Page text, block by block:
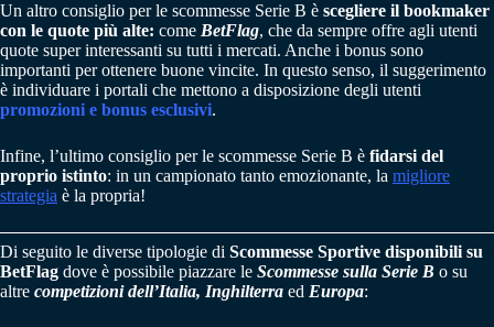
Un altro consiglio per le scommesse Serie B è scegliere il bookmaker
con le quote più alte: come BetFlag, che da sempre offre agli utenti
quote super interessanti su tutti i mercati. Anche i bonus sono
importanti per ottenere buone vincite. In questo senso, il suggerimento
è individuare i portali che mettono a disposizione degli utenti
promozioni e bonus esclusivi.
Infine, l’ultimo consiglio per le scommesse Serie B è fidarsi del
proprio istinto: in un campionato tanto emozionante, la migliore
strategia è la propria!
Di seguito le diverse tipologie di Scommesse Sportive disponibili su
BetFlag dove è possibile piazzare le Scommesse sulla Serie B o su
altre competizioni dell’Italia, Inghilterra ed Europa: